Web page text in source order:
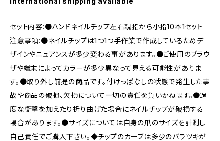
セット内容:●ハンドネイルチップ左右親指から小指10本1セット
注意事項:●ネイルチップは1つ1つ手作業で作成しているためデ
ザインやニュアンスが多少変わる事があります。●ご使用のブラウ
ザや端末によってカラーが多少異なって見える可能性がありま
す。●取り外し前提の商品です。付けっぱなしの状態で発生した事
故や商品の破損、欠損について一切の責任を負いかねます。●過
度な衝撃を加えたり折り曲げた場合にネイルチップが破損する
場合があります。●サイズについては自身の爪のサイズを計測し
自己責任でご購入下さい。◆チップのカーブは多少のバラツキが